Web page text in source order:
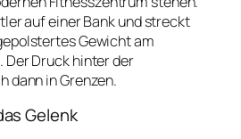
auf einer Bank und streckt
Gewicht am
Druck hinter der
dann in Grenzen.
Gelenk